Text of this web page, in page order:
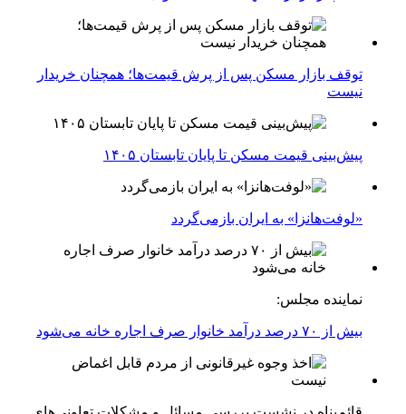
توقف بازار مسکن پس از پرش قیمت‌ها؛ همچنان خریدار
نیست
پیش‌بینی قیمت مسکن تا پایان تابستان ۱۴۰۵
«لوفت‌هانزا» به ایران بازمی‌گردد
نماینده مجلس:
بیش از ۷۰ درصد درآمد خانوار صرف اجاره خانه می‌شود